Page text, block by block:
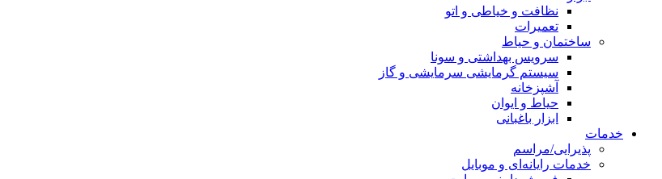
نظافت و خیاطی و اتو
تعمیرات
ساختمان و حیاط
سرویس بهداشتی و سونا
سیستم گرمایشی سرمایشی و گاز
آشپزخانه
حیاط و ایوان
ابزار باغبانی
خدمات
پذیرایی/مراسم
خدمات رایانه‌ای و موبایل